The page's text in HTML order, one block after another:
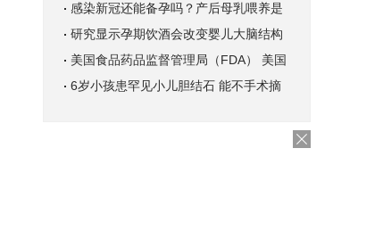
感染新冠还能备孕吗？产后母乳喂养是
研究显示孕期饮酒会改变婴儿大脑结构
美国食品药品监督管理局（FDA） 美国
6岁小孩患罕见小儿胆结石 能不手术摘